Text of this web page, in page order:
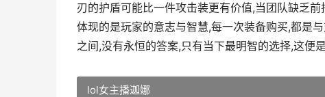
刃的护盾可能比一件攻击装更有价值,当团队缺乏
体现的是玩家的意志与智慧,每一次装备购买,都是
之间,没有永恒的答案,只有当下最明智的选择,这便
lol女主播迦娜